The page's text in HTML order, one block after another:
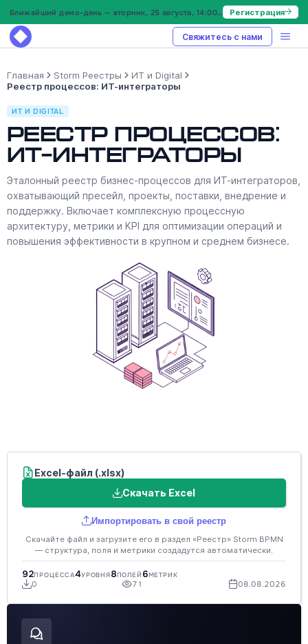
Ближайший демо-день — вторник, 25 августа, 14:00 МСК Регистрация
Свяжитесь с нами
Главная Storm Реестры
ИТ и Digital
Реестр процессов: ИТ-интеграторы
ИТ И DIGITAL
Реестр процессов:
ИТ-интеграторы
Эталонный реестр бизнес-процессов для ИТ-интеграторов,
охватывающий пресейл, проекты, поставки, внедрение и
поддержку. Включает комплексную процессную
архитектуру, метрики и KPI для оптимизации операций и
повышения эффективности в крупном и среднем бизнесе.
Excel-файл (.xlsx)
Скачать Excel
Импортировать в свой реестр
Скачайте файл и загрузите его в раздел «Реестр» Storm BPMN
— структура, поля и метрики создадутся автоматически.
92ПРОЦЕССА4УРОВНЯ8ПОЛЕЙ6МЕТРИК
0 71 08.08.2026